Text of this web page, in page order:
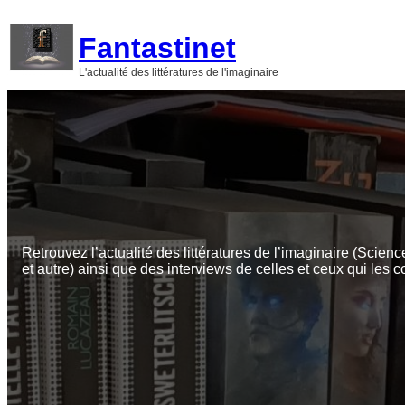
contenu
Fantastinet
L'actualité des littératures de l'imaginaire
Retrouvez l’actualité des littératures de l’imaginaire
et autre) ainsi que des interviews de celles et ceux qui les